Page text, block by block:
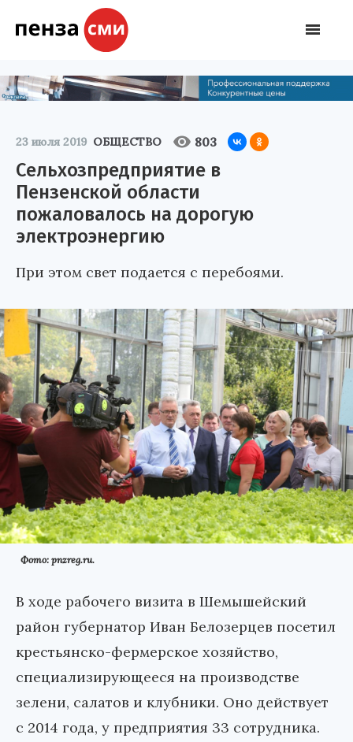
23 июля 2019 ОБЩЕСТВО 803
Сельхозпредприятие в
Пензенской области
пожаловалось на дорогую
электроэнергию
При этом свет подается с перебоями.
Фото: pnzreg.ru.
В ходе рабочего визита в Шемышейский
район губернатор Иван Белозерцев посетил
крестьянско-фермерское хозяйство,
специализирующееся на производстве
зелени, салатов и клубники. Оно действует
с 2014 года, у предприятия 33 сотрудника.